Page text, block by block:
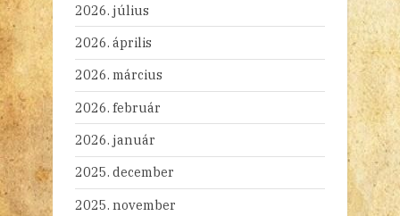
2026. július
2026. április
2026. március
2026. február
2026. január
2025. december
2025. november